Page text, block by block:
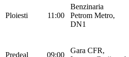
Ploiesti 11:00
Benzinaria
Petrom Metro,
DN1
Predeal 09:00
Gara CFR,